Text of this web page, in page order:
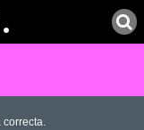
correcta.